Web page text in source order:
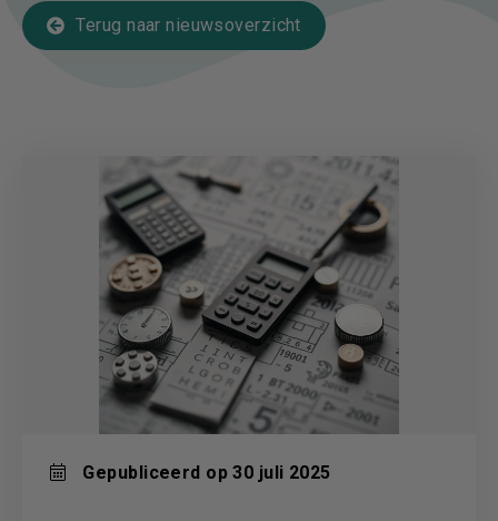
Terug naar nieuwsoverzicht
Gepubliceerd op 30 juli 2025